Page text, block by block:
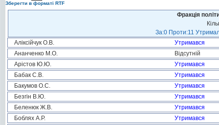
Зберегти в форматі RTF
Фракція
За:0 Проти:11
Аліксійчук О.В.
Утримався
Ананченко М.О.
Відсутній
Арістов Ю.Ю.
Утримався
Бабак С.В.
Утримався
Бакумов О.С.
Утримався
Безгін В.Ю.
Утримався
Беленюк Ж.В.
Утримався
Боблях А.Р.
Утримався